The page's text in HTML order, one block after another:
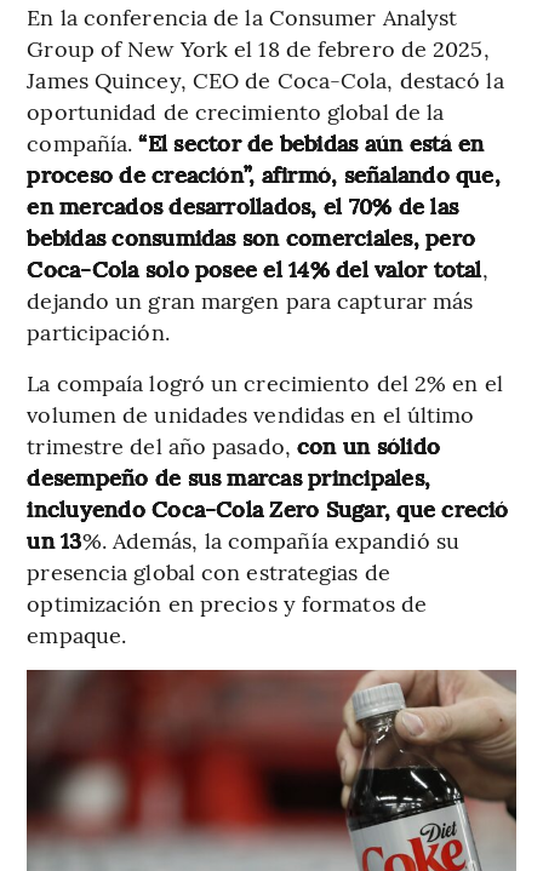
En la conferencia de la Consumer Analyst
Group of New York el 18 de febrero de 2025,
James Quincey, CEO de Coca-Cola, destacó la
oportunidad de crecimiento global de la
compañía.“El sector de bebidas aún está en
proceso de creación”, afirmó, señalando que,
en mercados desarrollados, el 70% de las
bebidas consumidas son comerciales, pero
Coca-Cola solo posee el 14% del valor total,
dejando un gran margen para capturar más
participación​.
La compaía logró un crecimiento del 2% en el
volumen de unidades vendidas en el último
trimestre del año pasado, con un sólido
desempeño de sus marcas principales,
incluyendo Coca-Cola Zero Sugar, que creció
un 13%​. Además, la compañía expandió su
presencia global con estrategias de
optimización en precios y formatos de
empaque.